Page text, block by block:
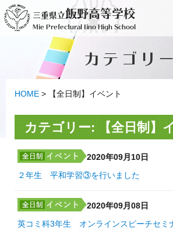
ン
三重県立飯野高等学校
Mie Prefectural Iino High School
カテゴリー
HOME > 【全日制】イベント
カテゴリー: 【全日制】
2020年09月10日
２年生 平和学習③を行いました
2020年09月08日
英コミ科3年生 オンラインスピーチセミ